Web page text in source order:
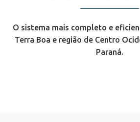
O sistema mais completo e
Terra Boa e região de Centro
Paraná.